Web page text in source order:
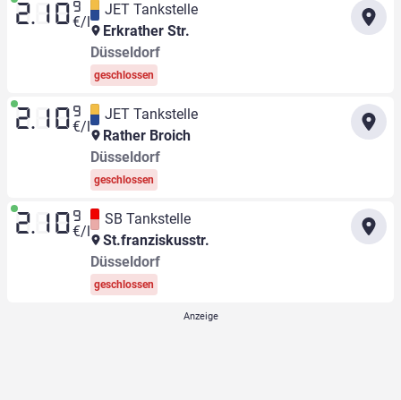
2.10 9
€/l
JET Tankstelle
Erkrather Str.
Düsseldorf
geschlossen
2.10 9
€/l
JET Tankstelle
Rather Broich
Düsseldorf
geschlossen
2.10 9
€/l
SB Tankstelle
St.franziskusstr.
Düsseldorf
geschlossen